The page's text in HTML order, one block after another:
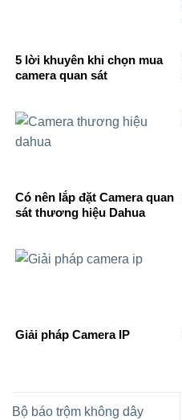
5 lời khuyên khi chọn mua
camera quan sát
Có nên lắp đặt Camera quan
sát thương hiệu Dahua
Giải pháp Camera IP
Bộ báo trộm không dây